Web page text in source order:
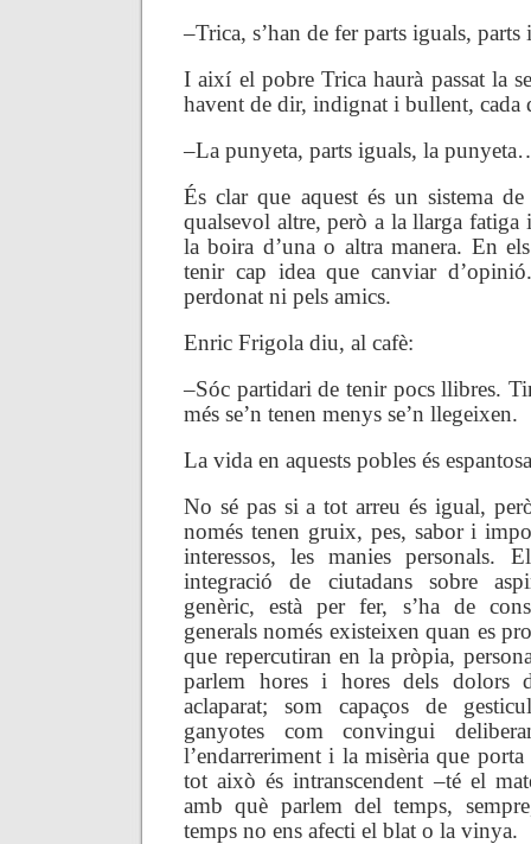
–Trica, s’han de fer parts iguals,
I així el pobre Trica haurà passat la
havent de dir, indignat i bullent, cada
–La punyeta, parts iguals, la
És clar que aquest és un sistema de
qualsevol altre, però a la llarga fatiga
la boira d’una o altra manera. En
tenir cap idea que canviar
perdonat ni pels amics.
Enric Frigola diu, al cafè:
–Sóc partidari de tenir pocs llibres.
més se’n tenen menys se’n llegeixen.
La vida en aquests pobles és
No sé pas si a tot arreu és igual,
només tenen gruix, pes, sabor i
interessos, les manies personals.
integració de ciutadans sobre
genèric, està per fer, s’ha de
generals només existeixen quan es
que repercutiran en la pròpia,
parlem hores i hores dels dolors
aclaparat; som capaços de
ganyotes com convingui
l’endarreriment i la misèria que
tot això és intranscendent –té el
amb què parlem del temps,
temps no ens afecti el blat o la vinya.